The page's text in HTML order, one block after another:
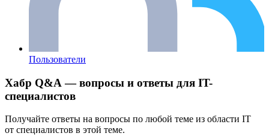
Пользователи
Хабр Q&A — вопросы и ответы для IT-
специалистов
Получайте ответы на вопросы по любой теме из области IT
от специалистов в этой теме.